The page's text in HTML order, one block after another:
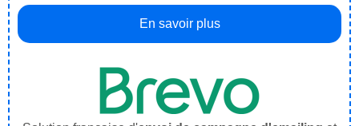
En savoir plus